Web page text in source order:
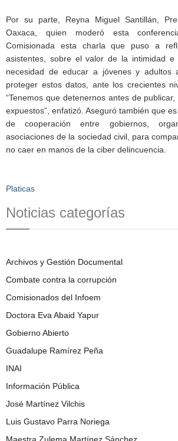
Por su parte, Reyna Miguel Santillán,
Oaxaca, quien moderó esta
Comisionada esta charla que puso a
asistentes, sobre el valor de la intimidad e
necesidad de educar a jóvenes y adultos
proteger estos datos, ante los crecientes
“Tenemos que detenernos antes de
expuestos”, enfatizó. Aseguró también que
de cooperación entre gobiernos,
asociaciones de la sociedad civil, para
no caer en manos de la ciber delincuencia.
Platicas
Noticias categorías
Archivos y Gestión Documental
Combate contra la corrupción
Comisionados del Infoem
Doctora Eva Abaid Yapur
Gobierno Abierto
Guadalupe Ramírez Peña
INAI
Información Pública
José Martínez Vilchis
Luis Gustavo Parra Noriega
Maestra Zulema Martínez Sánchez